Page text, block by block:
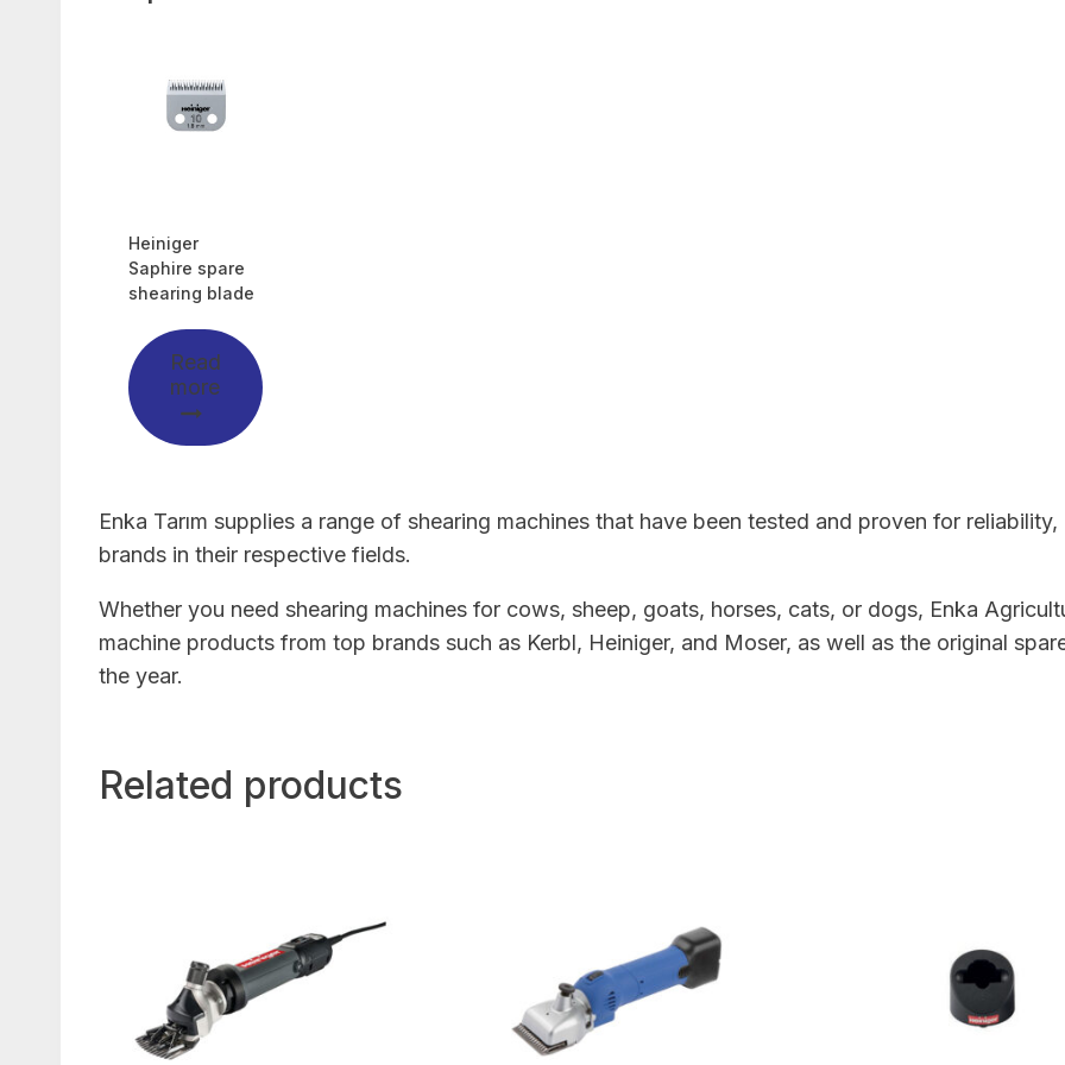
Heiniger
Saphire spare
shearing blade
Read
more
Enka Tarım supplies a range of shearing machines that have been tested and proven for
brands in their respective fields.
Whether you need shearing machines for cows, sheep, goats, horses, cats, or dogs, Enka
machine products from top brands such as Kerbl, Heiniger, and Moser, as well as the original
the year.
Related products